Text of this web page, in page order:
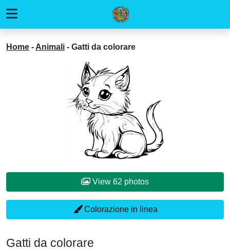
Home - Animali - Gatti da colorare
View 62 photos
Colorazione in linea
Gatti da colorare